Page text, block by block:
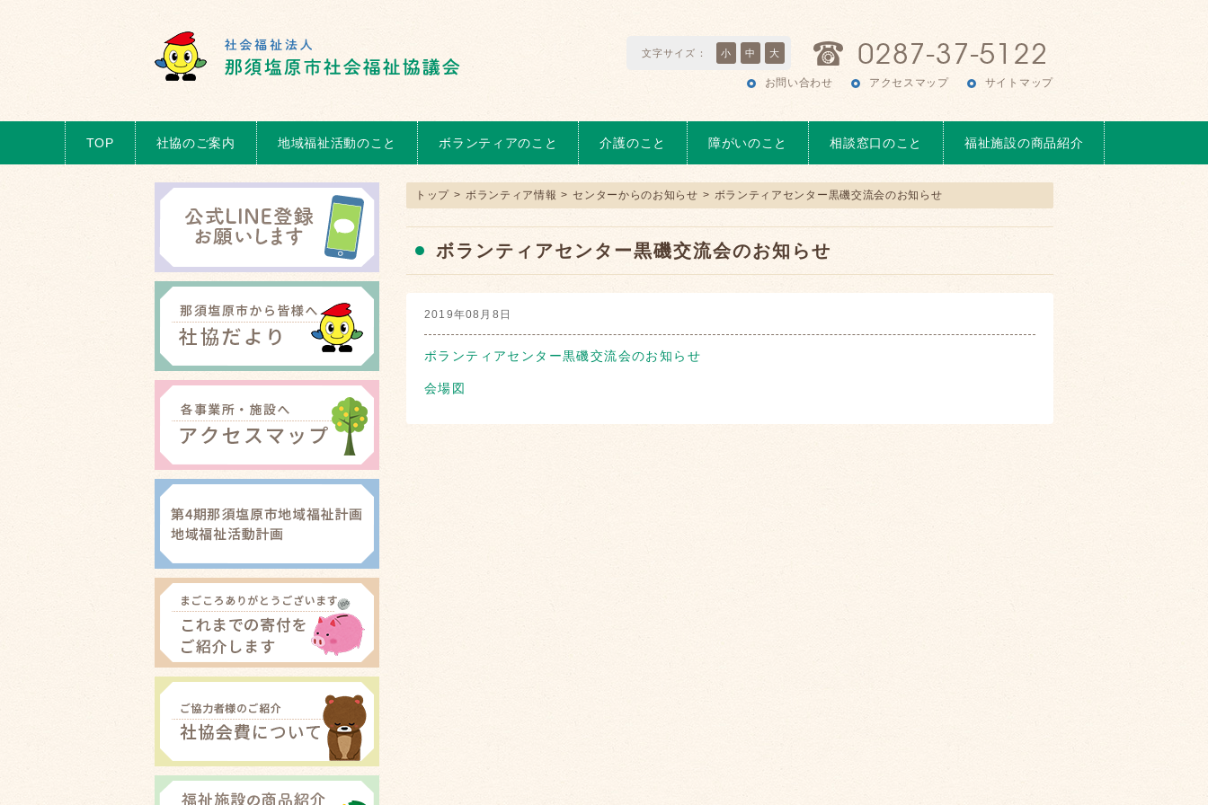
文字サイズ： 小 中 大
お問い合わせ アクセスマップ サイトマップ
TOP 社協のご案内 地域福祉活動のこと ボランティアのこと 介護のこと 障がいのこと 相談窓口のこと 福祉施設の商品紹介
トップ > ボランティア情報 > センターからのお知らせ > ボランティアセンター黒磯交流会のお知らせ
ボランティアセンター黒磯交流会のお知らせ
2019年08月8日
ボランティアセンター黒磯交流会のお知らせ
会場図